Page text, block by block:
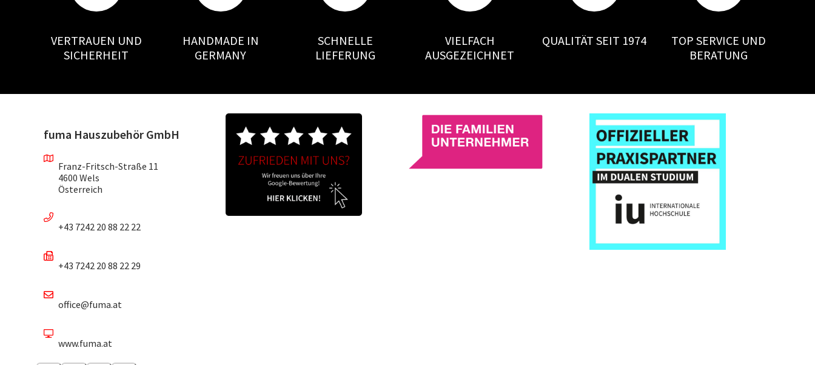
VERTRAUEN UND
SICHERHEIT
HANDMADE IN
GERMANY
SCHNELLE
LIEFERUNG
VIELFACH
AUSGEZEICHNET
QUALITÄT SEIT 1974
TOP SERVICE UND
BERATUNG
fuma Hauszubehör GmbH
Franz-Fritsch-Straße 11
4600 Wels
Österreich
+43 7242 20 88 22 22
+43 7242 20 88 22 29
office@fuma.at
www.fuma.at